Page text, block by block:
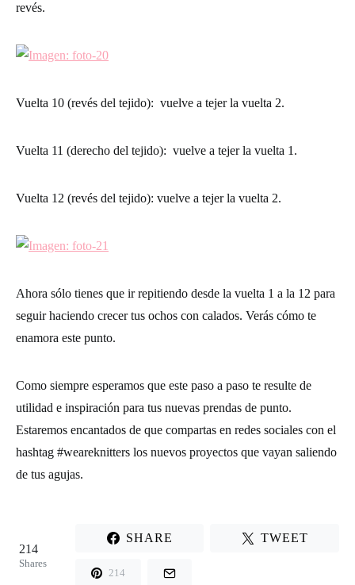
revés.
Vuelta 10 (revés del tejido): vuelve a tejer la vuelta 2.
Vuelta 11 (derecho del tejido): vuelve a tejer la vuelta 1.
Vuelta 12 (revés del tejido): vuelve a tejer la vuelta 2.
Ahora sólo tienes que ir repitiendo desde la vuelta 1 a la 12 para
seguir haciendo crecer tus ochos con calados. Verás cómo te
enamora este punto.
Como siempre esperamos que este paso a paso te resulte de
utilidad e inspiración para tus nuevas prendas de punto.
Estaremos encantados de que compartas en redes sociales con el
hashtag #weareknitters los nuevos proyectos que vayan saliendo
de tus agujas.
214
Shares
SHARE TWEET
214